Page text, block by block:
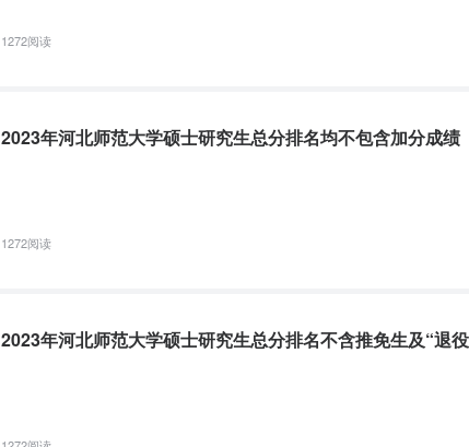
1272阅读
2023年河北师范大学硕士研究生总分排名均不包含加分成绩
1272阅读
2023年河北师范大学硕士研究生总分排名不含推免生及“退